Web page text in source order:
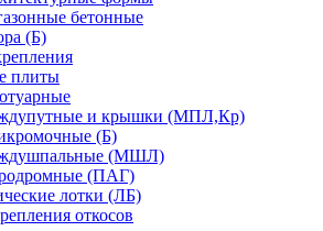
бетонные
(Б)
плиты
и крышки (МПЛ,Кр)
(Б)
(МШЛ)
(ПАГ)
лотки (ЛБ)
откосов